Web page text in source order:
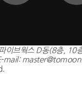
이브웍스 D동(8층, 10